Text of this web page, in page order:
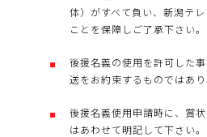
体）がすべて負い、新潟テ
ことを保障しご了承下さい。
後援名義の使用を許可した
送をお約束するものではあり
後援名義使用申請時に、賞
はあわせて明記して下さい。